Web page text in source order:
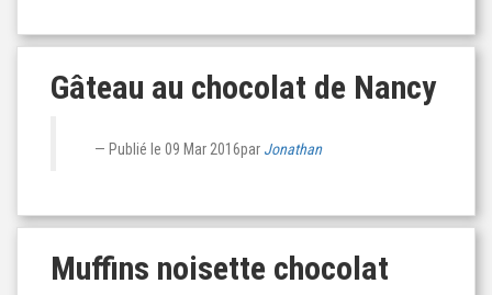
Gâteau au chocolat de Nancy
Publié le 09 Mar 2016par Jonathan
Muffins noisette chocolat